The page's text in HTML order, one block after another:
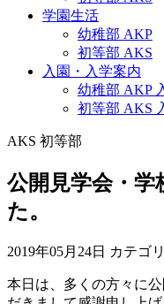
学園生活
幼稚部 AKP
初等部 AKS
入園・入学案内
幼稚部 AKP
初等部 AKS
AKS 初等部
公開見学会・学
た。
2019年05月24日 カテゴ
本日は、多くの方々に